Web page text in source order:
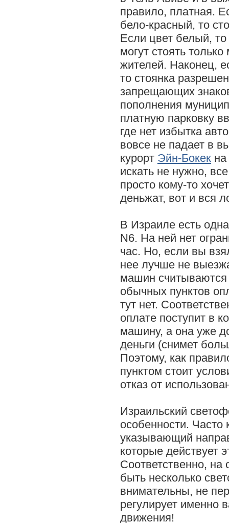
правило, платная.
бело-красный, то
Если цвет белый, то
могут стоять
жителей. Наконец,
то стоянка
запрещающих
пополнения
платную парковку
где нет избытка
вовсе не падает в
курорт Эйн-Бокек
искать не нужно,
просто кому-то
деньжат, вот и вся
В Израиле есть
N6. На ней нет
час. Но, если вы
нее лучше не
машин считываются
обычных пунктов
тут нет.
оплате поступит в
машину, а она уже
деньги (снимет
Поэтому, как
пунктом стоит
отказ от
Израильский
особенности. Часто
указывающий
которые действует
Соответственно, на
быть несколько
внимательны, не
регулирует именно
движения!